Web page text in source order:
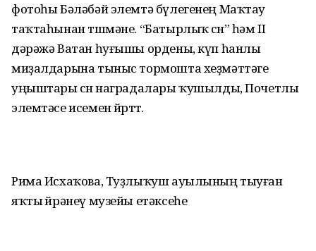
фотоһы Бәләбәй элемтә бүлегенең Маҡтау
таҡтаһынан төшмәне. “Батырлыҡ өсөн” һәм II
дәрәжә Ватан һуғышы ордены, күп һанлы
миҙалдарына тыныс тормошта хеҙмәттәге
уңыштары өсөн наградалары ҡушылды, Почетлы
элемтәсе исемен йөрөттө.
Рима Исхаҡова, Туҙлыҡуш ауылының тыуған
яҡты өйрәнеү музейы етәксеһе